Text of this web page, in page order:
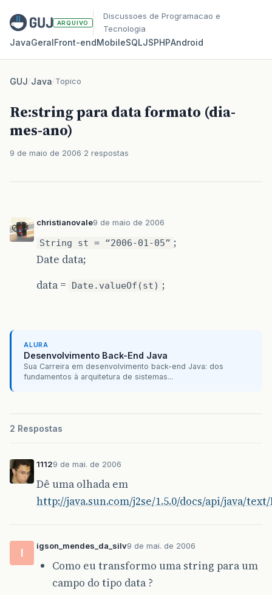
ARQUIVO
Discussoes de Programacao e
Tecnologia
JavaGeralFront‑endMobileSQLJSPHPAndroid
GUJ/Java/Topico
Re:string para data formato (dia-
mes-ano)
9 de maio de 2006 2 respostas
christianovale9 de maio de 2006
String st = “2006-01-05” ;
Date data;
data =
Date.valueOf(st) ;
ALURA
Desenvolvimento Back-End Java
Sua Carreira em desenvolvimento back-end Java: dos
fundamentos à arquitetura de sistemas...
2 Respostas
11129 de mai. de 2006
Dê uma olhada em
http://java.sun.com/j2se/1.5.0/docs/api/java/
I
igson_mendes_da_silv9 de mai. de 2006
Como eu transformo uma string para um
campo do tipo data ?